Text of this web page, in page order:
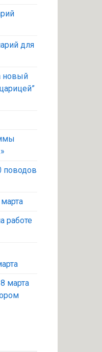
для
новый
поводов
работе
марта